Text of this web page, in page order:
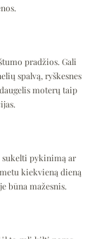
pradžios. Gali
spalvą, ryškesnes
moterų taip
sukelti pykinimą ar
kiekvieną dieną
būna mažesnis.